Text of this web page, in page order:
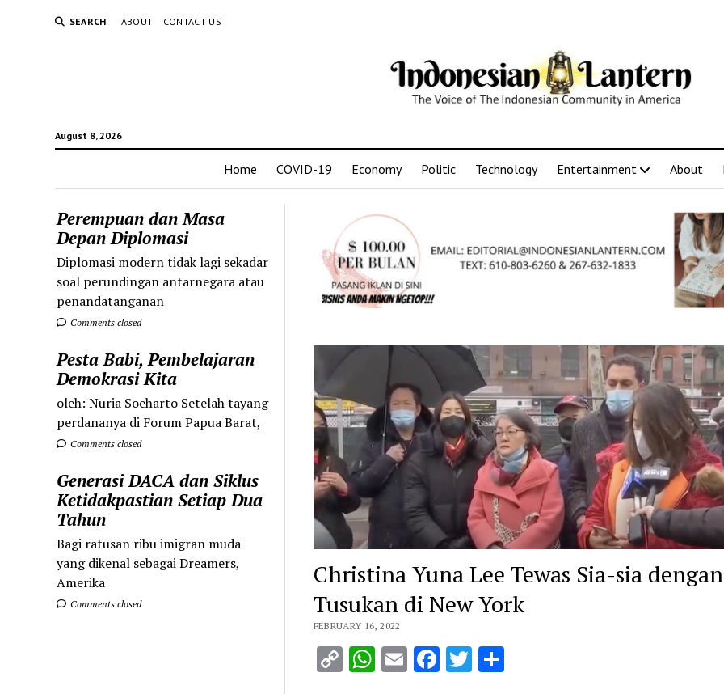
SEARCH ABOUT CONTACT US
August 8, 2026
Home COVID-19 Economy Politic Technology Entertainment About
Perempuan dan Masa
Depan Diplomasi
Diplomasi modern tidak lagi sekadar
soal perundingan antarnegara atau
penandatanganan
Comments closed
Pesta Babi, Pembelajaran
Demokrasi Kita
oleh: Nuria Soeharto Setelah tayang
perdananya di Forum Papua Barat,
Comments closed
Generasi DACA dan Siklus
Ketidakpastian Setiap Dua
Tahun
Bagi ratusan ribu imigran muda
yang dikenal sebagai Dreamers,
Amerika
Comments closed
Christina Yuna Lee Tewas Sia-sia
Tusukan di New York
FEBRUARY 16, 2022
CopyWhatsApp
EmailFacebook
Twitter
Share